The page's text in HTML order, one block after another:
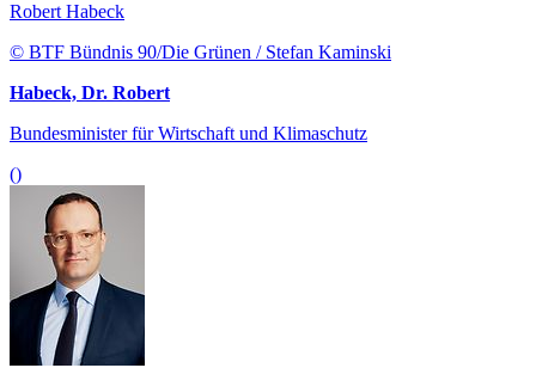
Robert Habeck
© BTF Bündnis 90/Die Grünen / Stefan Kaminski
Habeck, Dr. Robert
Bundesminister für Wirtschaft und Klimaschutz
()